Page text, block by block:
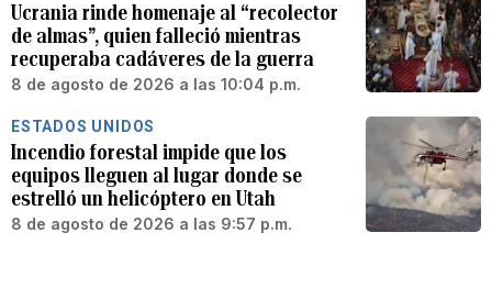
Ucrania rinde homenaje al “recolector
de almas”, quien falleció mientras
recuperaba cadáveres de la guerra
8 de agosto de 2026 a las 10:04 p.m.
ESTADOS UNIDOS
Incendio forestal impide que los
equipos lleguen al lugar donde se
estrelló un helicóptero en Utah
8 de agosto de 2026 a las 9:57 p.m.